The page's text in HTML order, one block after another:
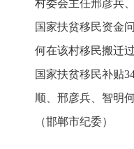
村委会主任邢彦兵
国家扶贫移民资金
何在该村移民搬迁
国家扶贫移民补贴
顺、邢彦兵、智明
（邯郸市纪委）